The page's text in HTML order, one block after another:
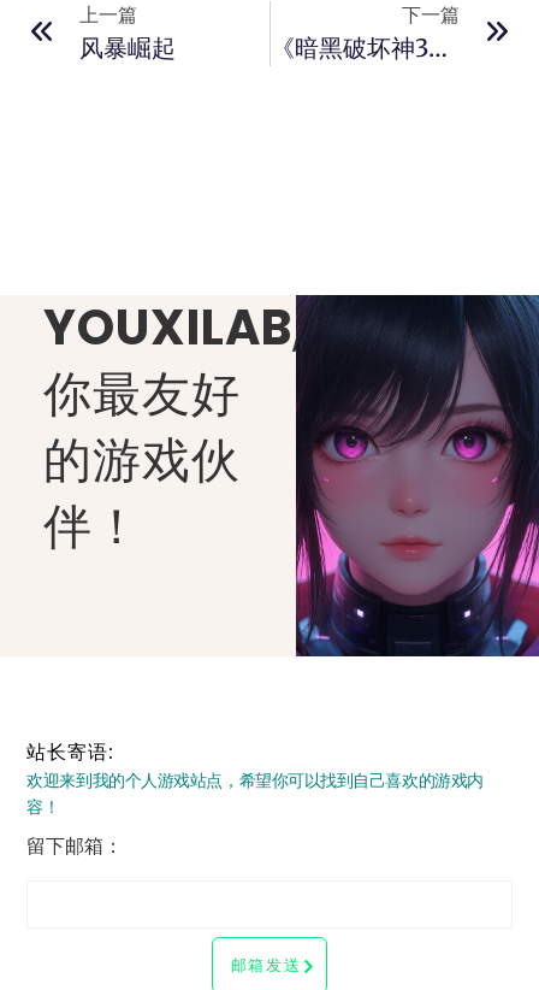
上一篇
风暴崛起
下一篇
《暗黑破坏神3》国服4月16日重启 不删档测试开启
YOUXILAB,
你最友好
的游戏伙
伴！
站长寄语:
欢迎来到我的个人游戏站点，希望你可以找到自己喜欢的游戏内
容！
留下邮箱：
邮箱发送